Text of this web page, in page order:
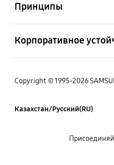
Принципы
Корпоративное
Copyright © 1995-2026
Казахстан/Русский(RU)